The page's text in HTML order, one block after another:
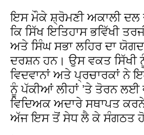
ਇਸ ਮੌਕੇ ਸ਼੍ਰੋਮਣੀ ਅਕਾਲੀ ਦਲ
ਕਿ ਸਿੱਖ ਇਤਿਹਾਸ ਭਵਿੱਖੀ
ਅਤੇ ਸਿੰਘ ਸਭਾ ਲਹਿਰ ਦਾ
ਦਰਸ਼ਨ ਹਨ। ਉਸ ਵਕਤ ਸਿੱਖੀ
ਵਿਦਵਾਨਾਂ ਅਤੇ ਪ੍ਰਚਾਰਕਾਂ ਨੇ
ਨੂੰ ਪੱਕੀਆਂ ਲੀਹਾਂ ’ਤੇ ਤੋਰਨ ਲਈ
ਵਿਦਿਅਕ ਅਦਾਰੇ ਸਥਾਪਤ
ਅੱਜ ਇਸ ਤੋਂ ਸੇਧ ਲੈ ਕੇ ਸੰਗਠਤ